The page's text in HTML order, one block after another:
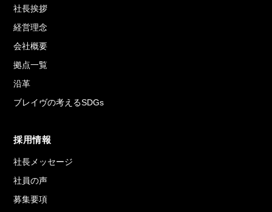
社長挨拶
経営理念
会社概要
拠点一覧
沿革
ブレイヴの考えるSDGs
採用情報
社長メッセージ
社員の声
募集要項